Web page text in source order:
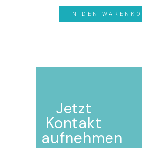
IN DEN
Jetzt
Kontakt
aufnehmen